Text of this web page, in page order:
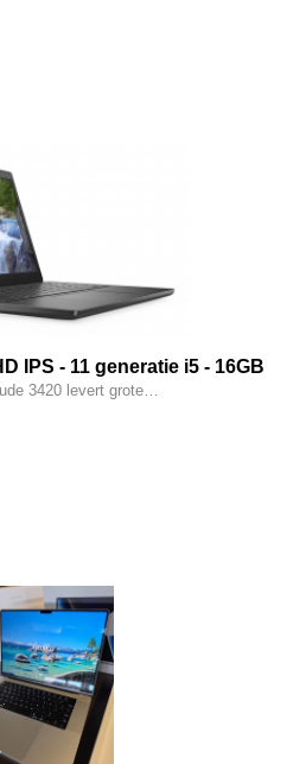
IPS - 11 generatie i5 - 16GB
C - HDMI - W11 Pro
3420 levert grote…